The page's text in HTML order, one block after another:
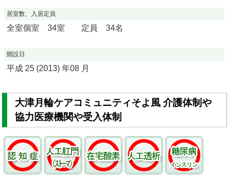
居室数、入居定員
全室個室 34室 定員 34名
開設日
平成 25 (2013) 年08 月
大津月輪ケアコミュニティそよ風 介護体制や
協力医療機関や受入体制